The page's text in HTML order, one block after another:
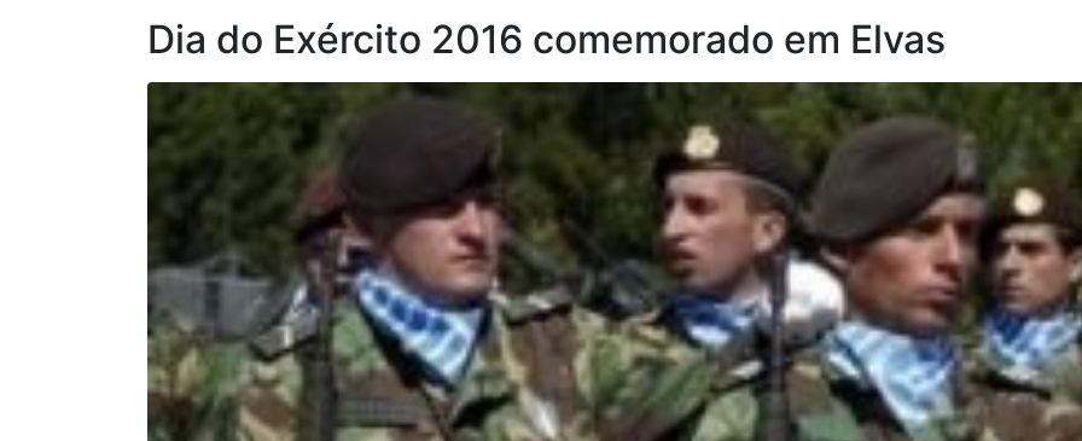
Dia do Exército 2016 comemorado em Elvas